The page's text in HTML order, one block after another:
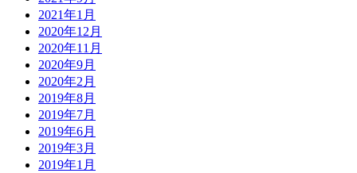
2021年1月
2020年12月
2020年11月
2020年9月
2020年2月
2019年8月
2019年7月
2019年6月
2019年3月
2019年1月